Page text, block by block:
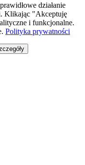
działanie
Klikając "Akceptuję
i funkcjonalne.
Polityka prywatności